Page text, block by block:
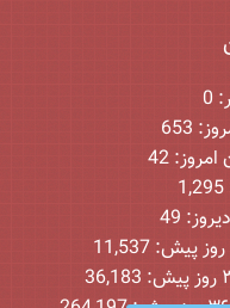
0
653
امروز:42
1,295
49
11,537
36,183